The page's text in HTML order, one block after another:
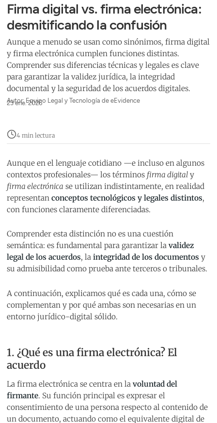
Firma digital vs. firma electrónica:
desmitificando la confusión
Aunque a menudo se usan como sinónimos, firma digital
y firma electrónica cumplen funciones distintas.
Comprender sus diferencias técnicas y legales es clave
para garantizar la validez jurídica, la integridad
documental y la seguridad de los acuerdos digitales.
Autor: Equipo Legal y Tecnología de eEvidence
23 ene. 2026
4 min lectura
Aunque en el lenguaje cotidiano —e incluso en algunos
contextos profesionales— los términos firma digital y
firma electrónica se utilizan indistintamente, en realidad
representan conceptos tecnológicos y legales distintos,
con funciones claramente diferenciadas.
Comprender esta distinción no es una cuestión
semántica: es fundamental para garantizar la validez
legal de los acuerdos, la integridad de los documentos y
su admisibilidad como prueba ante terceros o tribunales.
A continuación, explicamos qué es cada una, cómo se
complementan y por qué ambas son necesarias en un
entorno jurídico-digital sólido.
1. ¿Qué es una firma electrónica? El
acuerdo
La firma electrónica se centra en la voluntad del
firmante. Su función principal es expresar el
consentimiento de una persona respecto al contenido de
un documento, actuando como el equivalente digital de